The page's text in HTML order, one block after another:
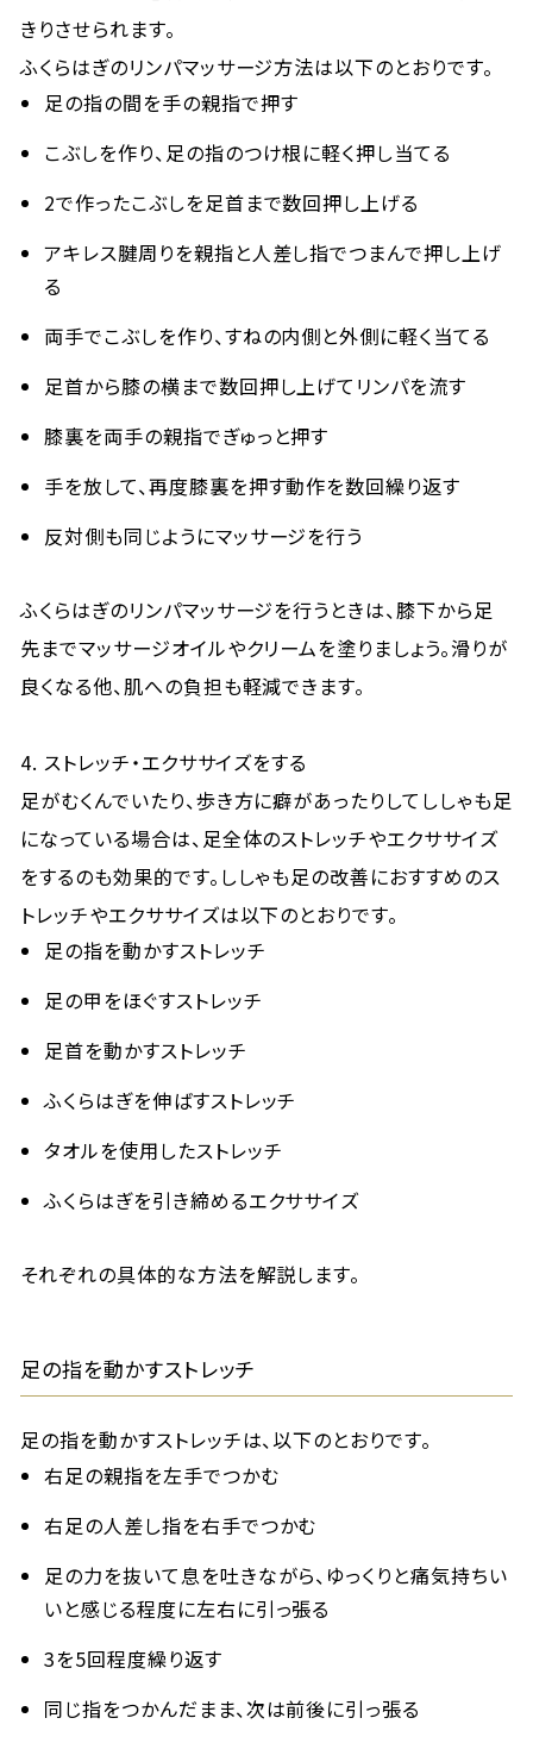
きりさせられます。
ふくらはぎのリンパマッサージ方法は以下のとおりです。
足の指の間を手の親指で押す
こぶしを作り、足の指のつけ根に軽く押し当てる
2で作ったこぶしを足首まで数回押し上げる
アキレス腱周りを親指と人差し指でつまんで押し上げ
る
両手でこぶしを作り、すねの内側と外側に軽く当てる
足首から膝の横まで数回押し上げてリンパを流す
膝裏を両手の親指でぎゅっと押す
手を放して、再度膝裏を押す動作を数回繰り返す
反対側も同じようにマッサージを行う
ふくらはぎのリンパマッサージを行うときは、膝下から足
先までマッサージオイルやクリームを塗りましょう。滑りが
良くなる他、肌への負担も軽減できます。
4. ストレッチ・エクササイズをする
足がむくんでいたり、歩き方に癖があったりしてししゃも足
になっている場合は、足全体のストレッチやエクササイズ
をするのも効果的です。ししゃも足の改善におすすめのス
トレッチやエクササイズは以下のとおりです。
足の指を動かすストレッチ
足の甲をほぐすストレッチ
足首を動かすストレッチ
ふくらはぎを伸ばすストレッチ
タオルを使用したストレッチ
ふくらはぎを引き締めるエクササイズ
それぞれの具体的な方法を解説します。
足の指を動かすストレッチ
足の指を動かすストレッチは、以下のとおりです。
右足の親指を左手でつかむ
右足の人差し指を右手でつかむ
足の力を抜いて息を吐きながら、ゆっくりと痛気持ちい
いと感じる程度に左右に引っ張る
3を5回程度繰り返す
同じ指をつかんだまま、次は前後に引っ張る